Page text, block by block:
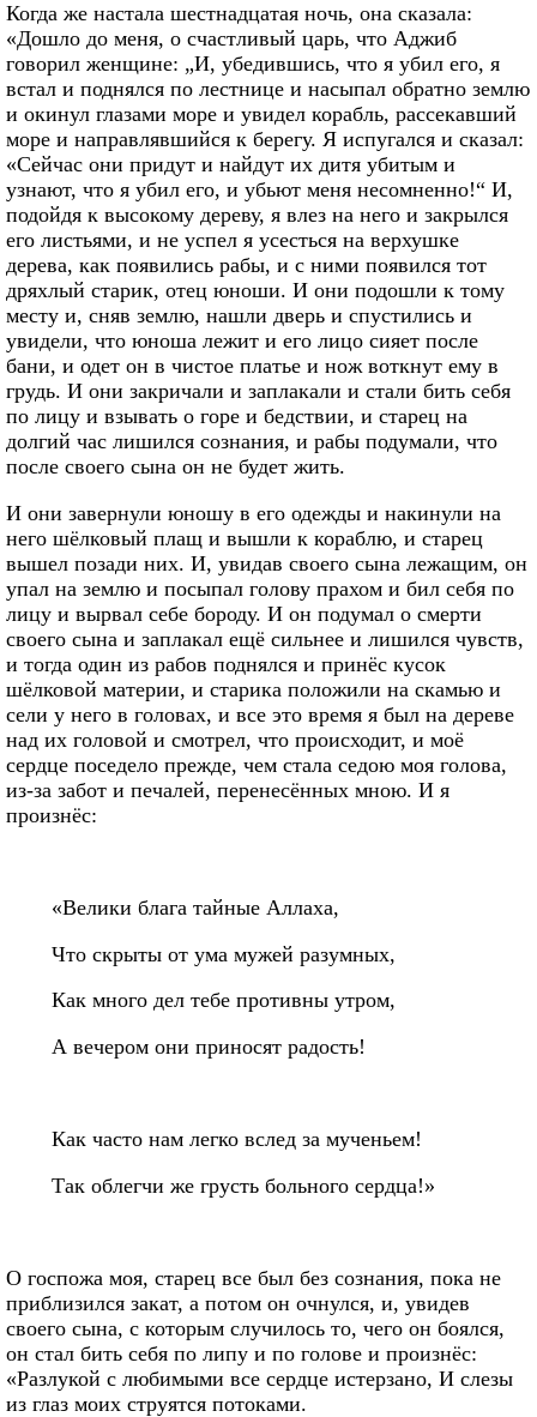
Когда же настала шестнадцатая ночь, она сказала:
«Дошло до меня, о счастливый царь, что Аджиб
говорил женщине: „И, убедившись, что я убил его, я
встал и поднялся по лестнице и насыпал обратно землю
и окинул глазами море и увидел корабль, рассекавший
море и направлявшийся к берегу. Я испугался и сказал:
«Сейчас они придут и найдут их дитя убитым и
узнают, что я убил его, и убьют меня несомненно!“ И,
подойдя к высокому дереву, я влез на него и закрылся
его листьями, и не успел я усесться на верхушке
дерева, как появились рабы, и с ними появился тот
дряхлый старик, отец юноши. И они подошли к тому
месту и, сняв землю, нашли дверь и спустились и
увидели, что юноша лежит и его лицо сияет после
бани, и одет он в чистое платье и нож воткнут ему в
грудь. И они закричали и заплакали и стали бить себя
по лицу и взывать о горе и бедствии, и старец на
долгий час лишился сознания, и рабы подумали, что
после своего сына он не будет жить.
И они завернули юношу в его одежды и накинули на
него шёлковый плащ и вышли к кораблю, и старец
вышел позади них. И, увидав своего сына лежащим, он
упал на землю и посыпал голову прахом и бил себя по
лицу и вырвал себе бороду. И он подумал о смерти
своего сына и заплакал ещё сильнее и лишился чувств,
и тогда один из рабов поднялся и принёс кусок
шёлковой материи, и старика положили на скамью и
сели у него в головах, и все это время я был на дереве
над их головой и смотрел, что происходит, и моё
сердце поседело прежде, чем стала седою моя голова,
из-за забот и печалей, перенесённых мною. И я
произнёс:
«Велики блага тайные Аллаха,
Что скрыты от ума мужей разумных,
Как много дел тебе противны утром,
А вечером они приносят радость!
Как часто нам легко вслед за мученьем!
Так облегчи же грусть больного сердца!»
О госпожа моя, старец все был без сознания, пока не
приблизился закат, а потом он очнулся, и, увидев
своего сына, с которым случилось то, чего он боялся,
он стал бить себя по липу и по голове и произнёс:
«Разлукой с любимыми все сердце истерзано, И слезы
из глаз моих струятся потоками.